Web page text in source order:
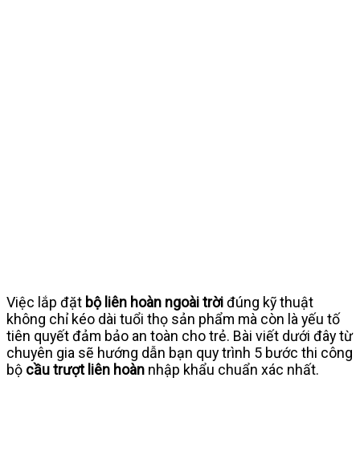
Việc lắp đặt bộ liên hoàn ngoài trờiđúng kỹ thuật
không chỉ kéo dài tuổi thọ sản phẩm mà còn là yếu tố
tiên quyết đảm bảo an toàn cho trẻ. Bài viết dưới đây từ
chuyên gia sẽ hướng dẫn bạn quy trình 5 bước thi công
bộ cầu trượt liên hoàn nhập khẩu chuẩn xác nhất.